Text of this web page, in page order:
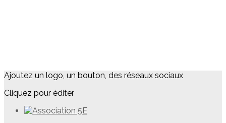
Ajoutez un logo, un bouton, des réseaux sociaux
Cliquez pour éditer